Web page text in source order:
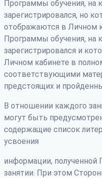
Программы обучения, на
зарегистрировался, но
отображаются в Личном
Программы обучения, на
зарегистрировался и
Личном кабинете в
соответствующими
предстоящих и
В отношении каждого
могут быть
содержащие список
усвоения
информации, полученной
занятии. При этом